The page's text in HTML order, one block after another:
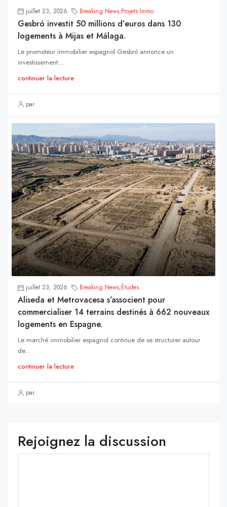
juillet 23, 2026 Breaking News,Projets Immo
Gesbró investit 50 millions d’euros dans 130
logements à Mijas et Málaga.
Le promoteur immobilier espagnol Gesbró annonce un
investissement...
continuer la lecture
par
juillet 23, 2026 Breaking News,Études
Aliseda et Metrovacesa s’associent pour
commercialiser 14 terrains destinés à 662 nouveaux
logements en Espagne.
Le marché immobilier espagnol continue de se structurer autour
de...
continuer la lecture
par
Rejoignez la discussion